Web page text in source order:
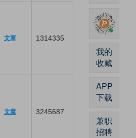
文章 1314335
文章 3245687
我的
收藏
APP
下载
兼职
招聘